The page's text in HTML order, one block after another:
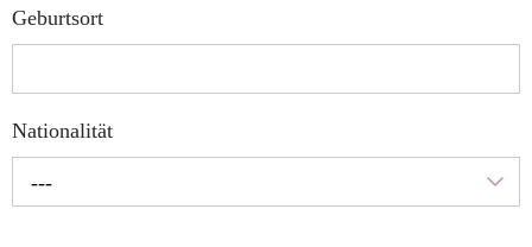
Geburtsort
Nationalität
---